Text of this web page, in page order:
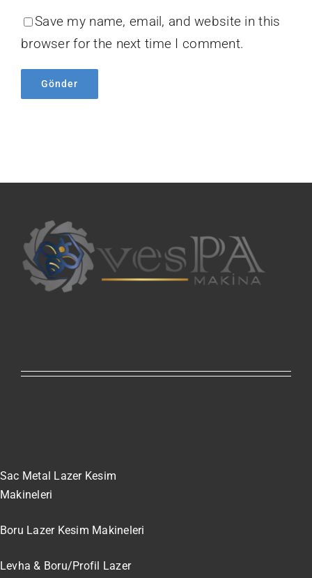
Save my name, email, and website in this
browser for the next time I comment.
Sac Metal Lazer Kesim
Makineleri
Boru Lazer Kesim Makineleri
Levha & Boru/Profil Lazer